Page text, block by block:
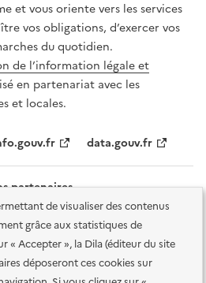
de visualiser des contenus
grâce aux statistiques de
« Accepter », la Dila (éditeur du site
déposeront ces cookies sur
et vous oriente vers les services
du quotidien.
de l’information légale et
en partenariat avec les
et locales.
data.gouv.fr
partenaires